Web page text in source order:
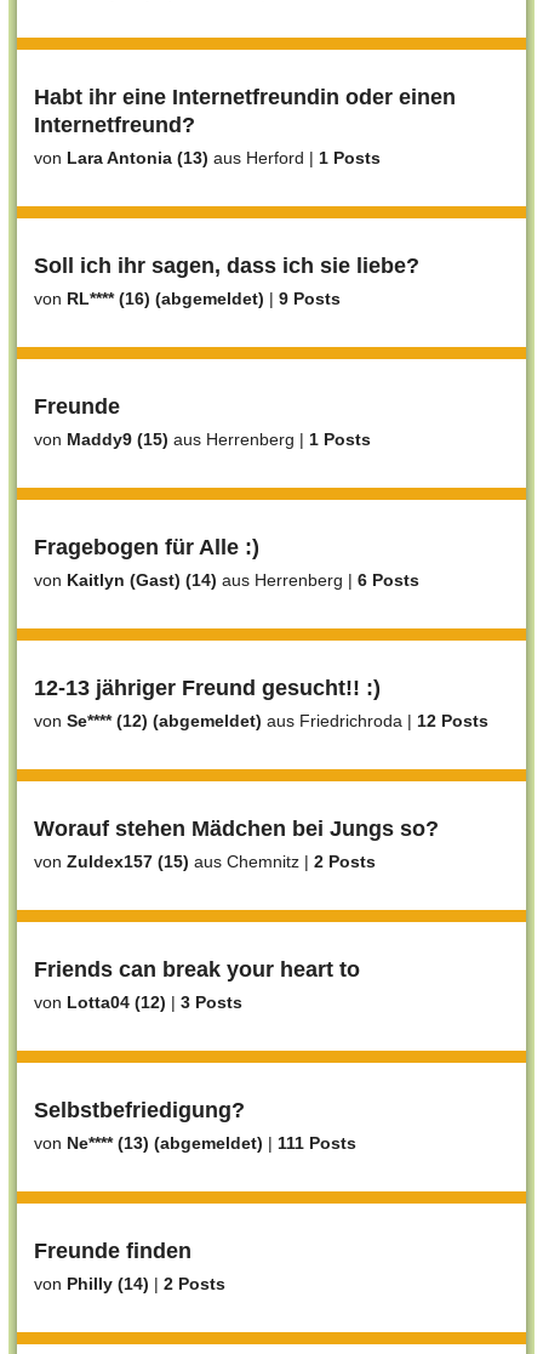
Habt ihr eine Internetfreundin oder einen
Internetfreund?
von Lara Antonia (13) aus Herford | 1 Posts
Soll ich ihr sagen, dass ich sie liebe?
von RL**** (16) (abgemeldet) | 9 Posts
Freunde
von Maddy9 (15) aus Herrenberg | 1 Posts
Fragebogen für Alle :)
von Kaitlyn (Gast) (14) aus Herrenberg | 6 Posts
12-13 jähriger Freund gesucht!! :)
von Se**** (12) (abgemeldet) aus Friedrichroda | 12 Posts
Worauf stehen Mädchen bei Jungs so?
von Zuldex157 (15) aus Chemnitz | 2 Posts
Friends can break your heart to
von Lotta04 (12) | 3 Posts
Selbstbefriedigung?
von Ne**** (13) (abgemeldet) | 111 Posts
Freunde finden
von Philly (14) | 2 Posts